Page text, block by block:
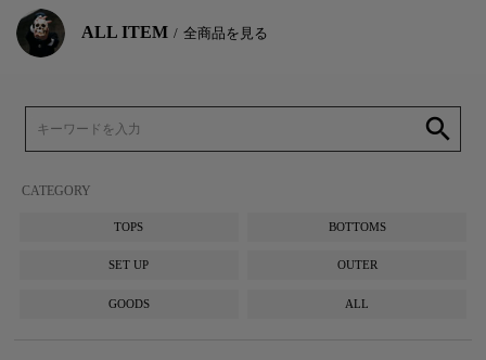
ALL ITEM 全商品を見る
search
CATEGORY
TOPS BOTTOMS
SET UP OUTER
GOODS ALL